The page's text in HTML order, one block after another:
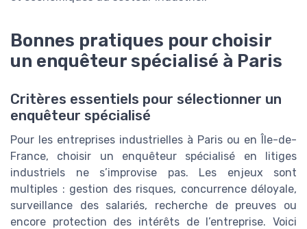
Bonnes pratiques pour choisir
un enquêteur spécialisé à Paris
Critères essentiels pour sélectionner un
enquêteur spécialisé
Pour les entreprises industrielles à Paris ou en Île-de-
France, choisir un enquêteur spécialisé en litiges
industriels ne s’improvise pas. Les enjeux sont
multiples : gestion des risques, concurrence déloyale,
surveillance des salariés, recherche de preuves ou
encore protection des intérêts de l’entreprise. Voici